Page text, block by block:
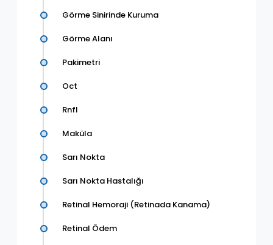
Görme Sinirinde Kuruma
Görme Alanı
Pakimetri
Oct
Rnfl
Maküla
Sarı Nokta
Sarı Nokta Hastalığı
Retinal Hemoraji (Retinada Kanama)
Retinal Ödem